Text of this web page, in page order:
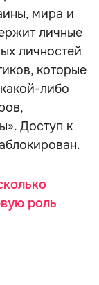
мира и
личные
личностей
которые
либо
Доступ к
роль